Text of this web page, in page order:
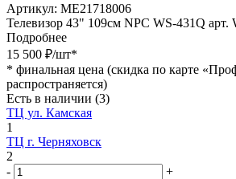
Артикул: МЕ21718006
Телевизор 43" 109см NPC WS-431Q арт.
Подробнее
15 500 ₽/шт*
* финальная цена (скидка по карте
распространяется)
Есть в наличии (3)
ТЦ ул. Камская
1
ТЦ г. Черняховск
2
-
+